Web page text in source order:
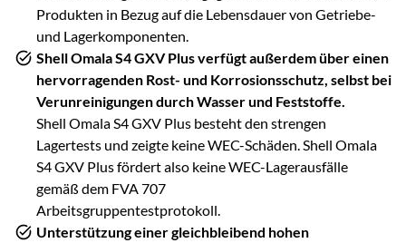
Produkten in Bezug auf die Lebensdauer von Getriebe-
und Lagerkomponenten.
Shell Omala S4 GXV Plus verfügt außerdem über einen
hervorragenden Rost- und Korrosionsschutz, selbst bei
Verunreinigungen durch Wasser und Feststoffe.
Shell Omala S4 GXV Plus besteht den strengen
Lagertests und zeigte keine WEC-Schäden. Shell Omala
S4 GXV Plus fördert also keine WEC-Lagerausfälle
gemäß dem FVA 707
Arbeitsgruppentestprotokoll.
Unterstützung einer gleichbleibend hohen